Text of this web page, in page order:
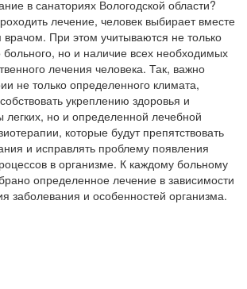
в санаториях Вологодской области?
лечение, человек выбирает вместе
При этом учитываются не только
но и наличие всех необходимых
лечения человека. Так, важно
не только определенного климата,
укреплению здоровья и
но и определенной лечебной
которые будут препятствовать
и исправлять проблему появления
в организме. К каждому больному
определенное лечение в зависимости
заболевания и особенностей организма.